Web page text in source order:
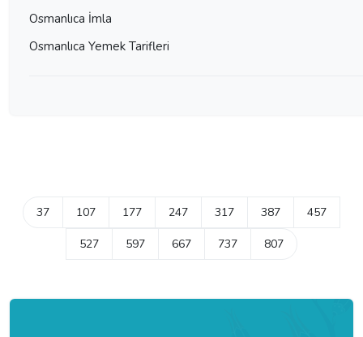
Osmanlıca İmla
Osmanlıca Yemek Tarifleri
37 107 177 247 317 387 457
527 597 667 737 807